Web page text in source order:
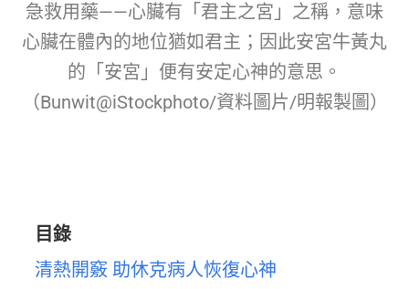
急救用藥——心臟有「君主之宮」之稱，意味
心臟在體內的地位猶如君主；因此安宮牛黃丸
的「安宮」便有安定心神的意思。
（Bunwit@iStockphoto/資料圖片/明報製圖）
目錄
清熱開竅 助休克病人恢復心神